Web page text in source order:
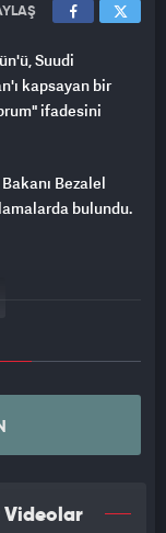
Suudi
kapsayan bir
ifadesini
Bezalel
bulundu.
bahanesiyle
Hizbullah
katleden terör
koruyor.
de İsrail'in
bir belgesel
Videolar